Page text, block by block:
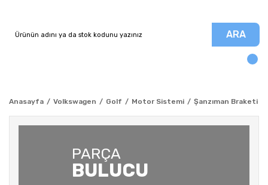
ARA
Anasayfa Volkswagen Golf Motor Sistemi Şanzıman Braketi -
PARÇA
BULUCU